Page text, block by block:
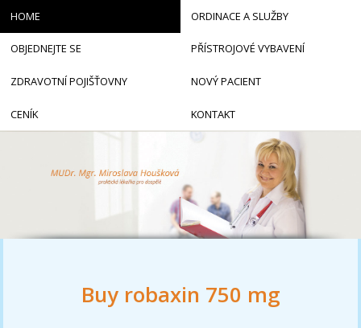
Buy robaxin 750 mg
HOME ORDINACE A SLUŽBY
OBJEDNEJTE SE PŘÍSTROJOVÉ VYBAVENÍ
ZDRAVOTNÍ POJIŠŤOVNY NOVÝ PACIENT
CENÍK KONTAKT